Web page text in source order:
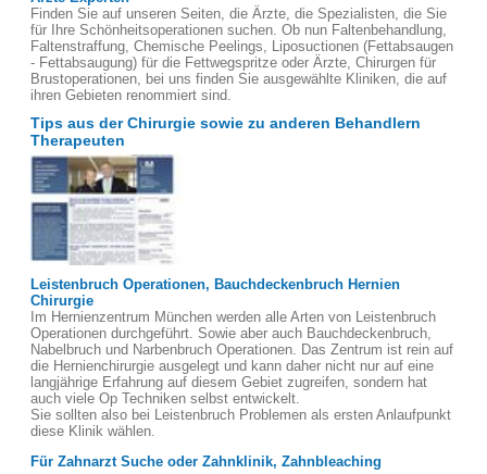
Finden Sie auf unseren Seiten, die Ärzte, die Spezialisten, die Sie
für Ihre Schönheitsoperationen suchen. Ob nun Faltenbehandlung,
Faltenstraffung, Chemische Peelings, Liposuctionen (Fettabsaugen
- Fettabsaugung) für die Fettwegspritze oder Ärzte, Chirurgen für
Brustoperationen, bei uns finden Sie ausgewählte Kliniken, die auf
ihren Gebieten renommiert sind.
Tips aus der Chirurgie sowie zu anderen Behandlern
Therapeuten
Leistenbruch Operationen, Bauchdeckenbruch Hernien
Chirurgie
Im Hernienzentrum München werden alle Arten von Leistenbruch
Operationen durchgeführt. Sowie aber auch Bauchdeckenbruch,
Nabelbruch und Narbenbruch Operationen. Das Zentrum ist rein auf
die Hernienchirurgie ausgelegt und kann daher nicht nur auf eine
langjährige Erfahrung auf diesem Gebiet zugreifen, sondern hat
auch viele Op Techniken selbst entwickelt.
Sie sollten also bei Leistenbruch Problemen als ersten Anlaufpunkt
diese Klinik wählen.
Für Zahnarzt Suche oder Zahnklinik, Zahnbleaching